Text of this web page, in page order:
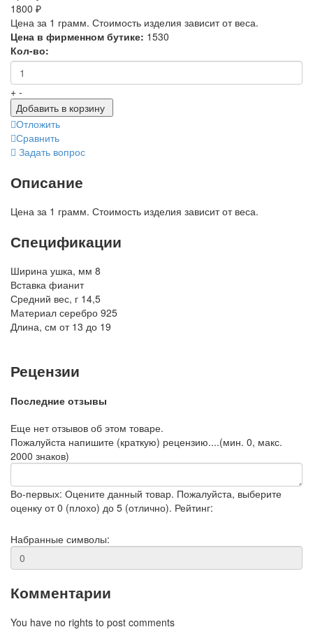
1800 ₽
Цена за 1 грамм. Стоимость изделия зависит от веса.
Цена в фирменном бутике: 1530
Кол-во:
+ -
Добавить в корзину
Отложить
Сравнить
Задать вопрос
Описание
Цена за 1 грамм. Стоимость изделия зависит от веса.
Спецификации
Ширина ушка, мм 8
Вставка фианит
Средний вес, г 14,5
Материал серебро 925
Длина, см от 13 до 19
Рецензии
Последние отзывы
Еще нет отзывов об этом товаре.
Пожалуйста напишите (краткую) рецензию....(мин. 0, макс.
2000 знаков)
Во-первых: Оцените данный товар. Пожалуйста, выберите
оценку от 0 (плохо) до 5 (отлично). Рейтинг:
Набранные символы:
Комментарии
You have no rights to post comments